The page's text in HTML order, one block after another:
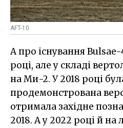
AFT-10
А про існування Bulsae-
році, але у складі
на Ми-2. У 2018 році
продемонстрована
отримала західне
2018. А у 2022 році й на